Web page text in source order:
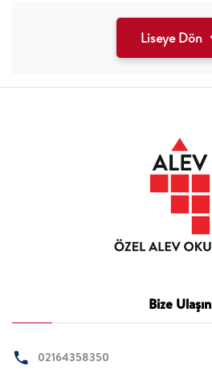
Liseye Dön
Bize Ulaşın
02164358350